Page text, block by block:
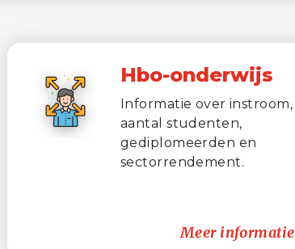
Hbo-onderwijs
Informatie over instroom,
aantal studenten,
gediplomeerden en
sectorrendement.
Meer informatie